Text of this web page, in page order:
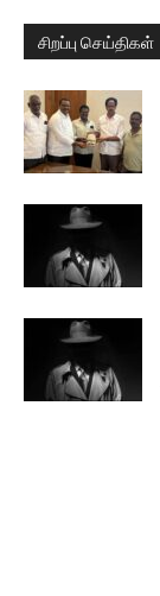
சிறப்பு செய்திகள்